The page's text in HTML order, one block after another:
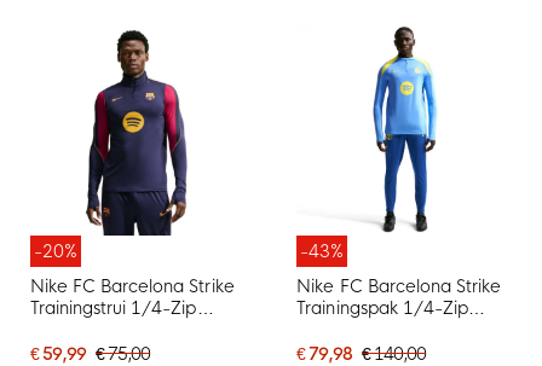
-20%
Nike FC Barcelona Strike
Trainingstrui 1/4-Zip
Rood Geel
€ 59,99 € 75,00
-43%
Nike FC Barcelona Strike
Trainingspak 1/4-Zip
Donkerblauw Felgeel
€ 79,98 € 140,00